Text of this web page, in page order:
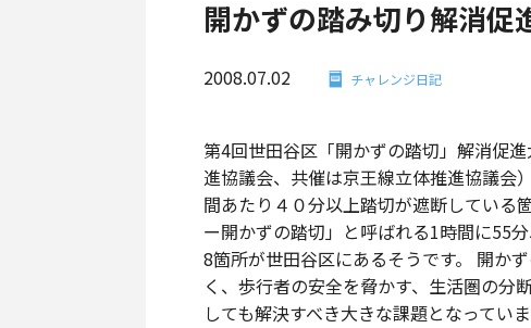
開かずの踏み切り解消促
2008.07.02 チャレンジ日記
第4回世田谷区「開かずの踏切」解消促
進協議会、共催は京王線立体推進協議会
間あたり４０分以上踏切が遮断している
ー開かずの踏切」と呼ばれる1時間に55
8箇所が世田谷区にあるそうです。 開か
く、歩行者の安全を脅かす、生活圏の分
しても解決すべき大きな課題となっていま